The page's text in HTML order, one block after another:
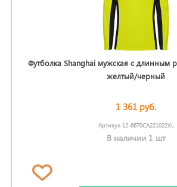
Футболка Shanghai мужская с длинным
желтый/черный
1 361 руб.
Артикул 12-6670CA221022XL
В наличии 1 шт